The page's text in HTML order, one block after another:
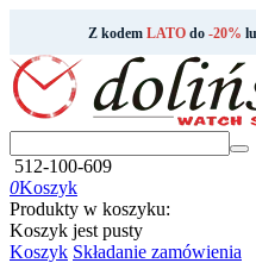
Z kodem LATOdo -20%
512-100-609
0Koszyk
Produkty w koszyku:
Koszyk jest pusty
Koszyk Składanie zamówienia